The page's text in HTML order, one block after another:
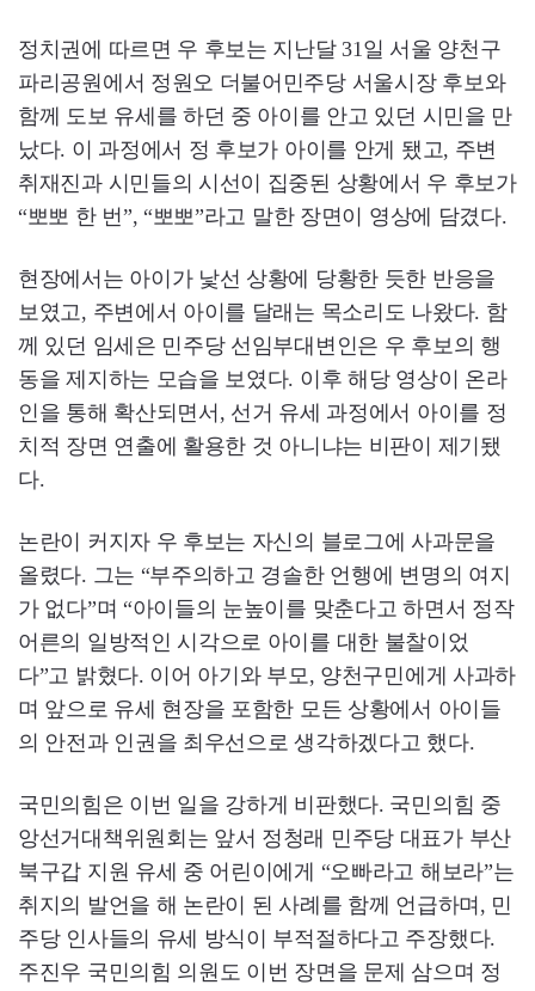
정치권에 따르면 우 후보는 지난달 31일 서울 양천구
파리공원에서 정원오 더불어민주당 서울시장 후보와
함께 도보 유세를 하던 중 아이를 안고 있던 시민을 만
났다. 이 과정에서 정 후보가 아이를 안게 됐고, 주변
취재진과 시민들의 시선이 집중된 상황에서 우 후보가
“뽀뽀 한 번”, “뽀뽀”라고 말한 장면이 영상에 담겼다.
현장에서는 아이가 낯선 상황에 당황한 듯한 반응을
보였고, 주변에서 아이를 달래는 목소리도 나왔다. 함
께 있던 임세은 민주당 선임부대변인은 우 후보의 행
동을 제지하는 모습을 보였다. 이후 해당 영상이 온라
인을 통해 확산되면서, 선거 유세 과정에서 아이를 정
치적 장면 연출에 활용한 것 아니냐는 비판이 제기됐
다.
논란이 커지자 우 후보는 자신의 블로그에 사과문을
올렸다. 그는 “부주의하고 경솔한 언행에 변명의 여지
가 없다”며 “아이들의 눈높이를 맞춘다고 하면서 정작
어른의 일방적인 시각으로 아이를 대한 불찰이었
다”고 밝혔다. 이어 아기와 부모, 양천구민에게 사과하
며 앞으로 유세 현장을 포함한 모든 상황에서 아이들
의 안전과 인권을 최우선으로 생각하겠다고 했다.
국민의힘은 이번 일을 강하게 비판했다. 국민의힘 중
앙선거대책위원회는 앞서 정청래 민주당 대표가 부산
북구갑 지원 유세 중 어린이에게 “오빠라고 해보라”는
취지의 발언을 해 논란이 된 사례를 함께 언급하며, 민
주당 인사들의 유세 방식이 부적절하다고 주장했다.
주진우 국민의힘 의원도 이번 장면을 문제 삼으며 정